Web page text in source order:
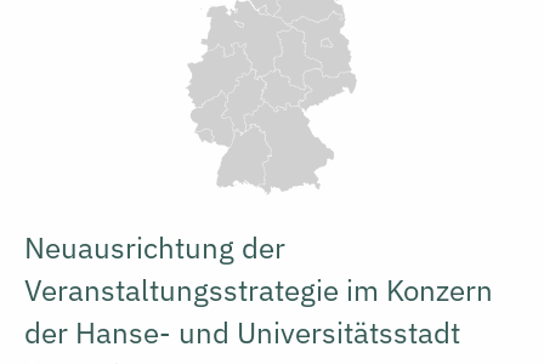
Neuausrichtung der
Veranstaltungsstrategie im Konzern
der Hanse- und Universitätsstadt